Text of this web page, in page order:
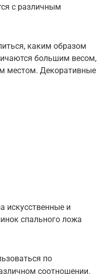
с различным
каким образом
большим весом,
местом. Декоративные
искусственные и
спального ложа
по
соотношении.